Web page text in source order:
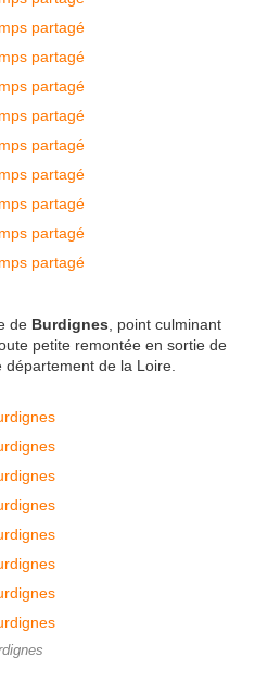
de Burdignes , point culminant
petite remontée en sortie de
de la Loire.